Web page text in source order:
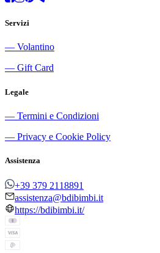
Servizi
― Volantino
― Gift Card
Legale
― Termini e Condizioni
― Privacy e Cookie Policy
Assistenza
+39 379 2118891
assistenza@bdibimbi.it
https://bdibimbi.it/